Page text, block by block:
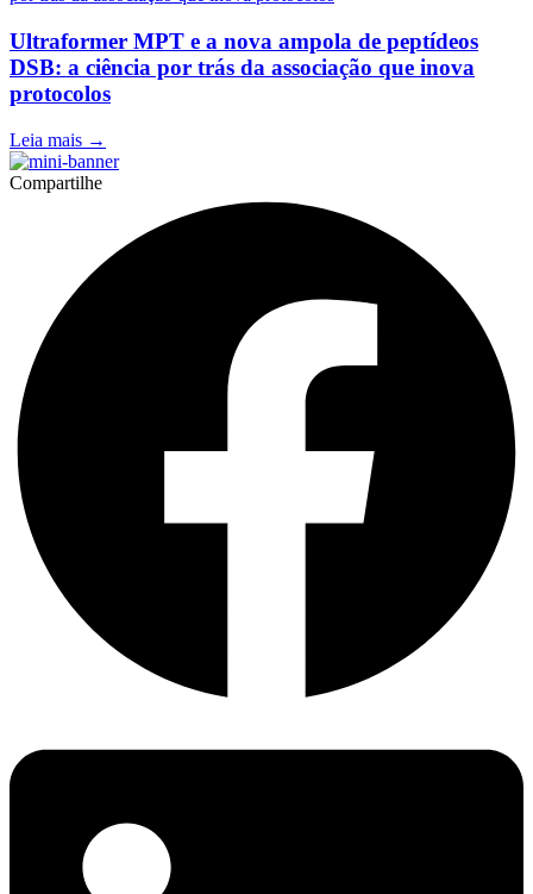
Ultraformer MPT e a nova ampola de peptídeos
DSB: a ciência por trás da associação que inova
protocolos
Leia mais →
Compartilhe